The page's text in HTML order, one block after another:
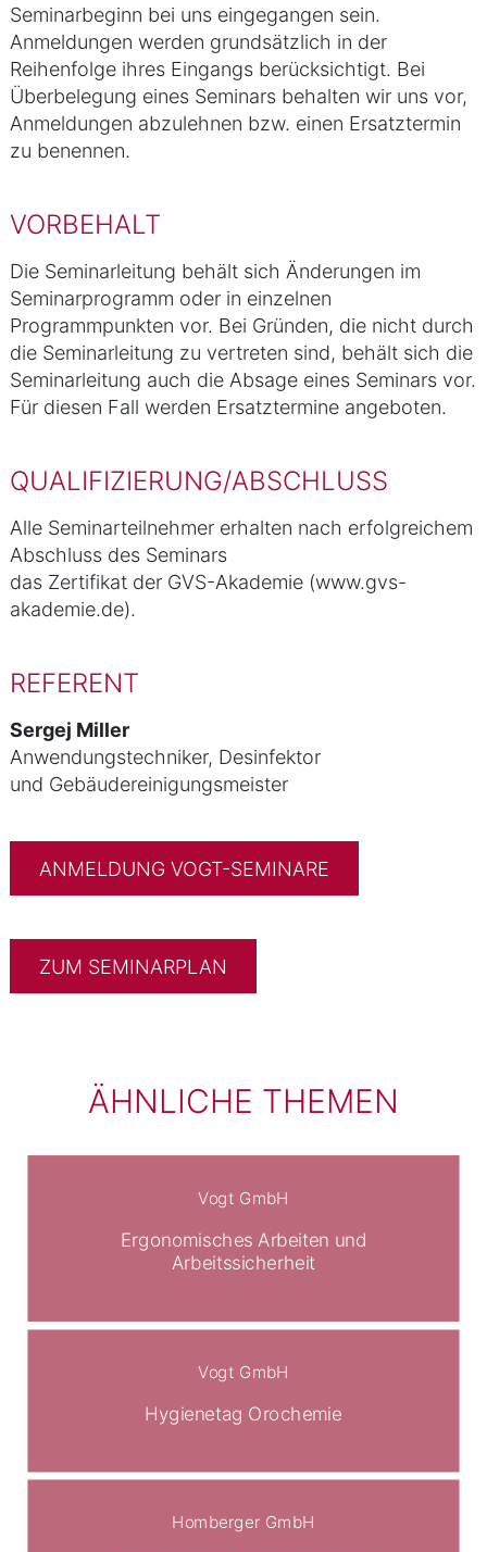
Seminarbeginn bei uns eingegangen sein.
Anmeldungen werden grundsätzlich in der
Reihenfolge ihres Eingangs berücksichtigt. Bei
Überbelegung eines Seminars behalten wir uns vor,
Anmeldungen abzulehnen bzw. einen Ersatztermin
zu benennen.
VORBEHALT
Die Seminarleitung behält sich Änderungen im
Seminarprogramm oder in einzelnen
Programmpunkten vor. Bei Gründen, die nicht durch
die Seminarleitung zu vertreten sind, behält sich die
Seminarleitung auch die Absage eines Seminars vor.
Für diesen Fall werden Ersatztermine angeboten.
QUALIFIZIERUNG/ABSCHLUSS
Alle Seminarteilnehmer erhalten nach erfolgreichem
Abschluss des Seminars
das Zertifikat der GVS-Akademie (www.gvs-
akademie.de).
REFERENT
Sergej Miller
Anwendungstechniker, Desinfektor
und Gebäudereinigungsmeister
ANMELDUNG VOGT-SEMINARE
ZUM SEMINARPLAN
ÄHNLICHE THEMEN
Vogt GmbH
Ergonomisches Arbeiten und
Arbeitssicherheit
Vogt GmbH
Hygienetag Orochemie
Homberger GmbH